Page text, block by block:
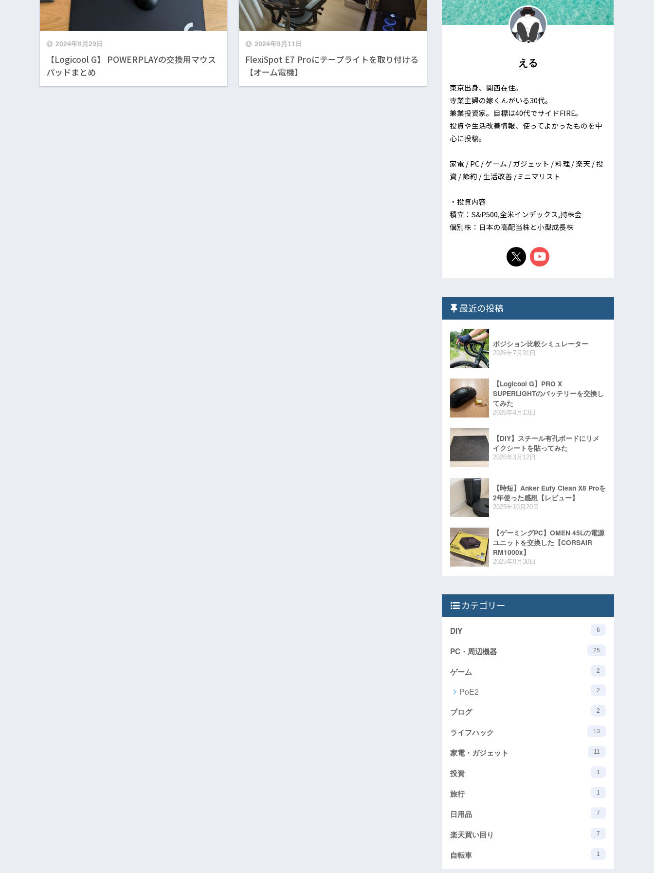
2024年9月29日
【Logicool G】 POWERPLAYの交換用マウス
パッドまとめ
2024年9月11日
FlexiSpot E7 Proにテープライトを取り付ける
【オーム電機】
える
東京出身、関西在住。
専業主婦の嫁くんがいる30代。
兼業投資家。目標は40代でサイドFIRE。
投資や生活改善情報、使ってよかったものを中
心に投稿。
家電 / PC / ゲーム / ガジェット / 料理 / 楽天 / 投
資 / 節約 / 生活改善 /ミニマリスト
・投資内容
積立：S&P500,全米インデックス,持株会
個別株：日本の高配当株と小型成長株
最近の投稿
ポジション比較シミュレーター
2026年7月31日
【Logicool G】PRO X
SUPERLIGHTのバッテリーを交換し
てみた
2026年4月13日
【DIY】スチール有孔ボードにリメ
イクシートを貼ってみた
2026年3月12日
【時短】Anker Eufy Clean X8 Proを
2年使った感想【レビュー】
2025年10月20日
【ゲーミングPC】OMEN 45Lの電源
ユニットを交換した【CORSAIR
RM1000x】
2025年9月30日
カテゴリー
DIY 6
PC・周辺機器 25
ゲーム 2
PoE2 2
ブログ 2
ライフハック 13
家電・ガジェット 11
投資 1
旅行 1
日用品 7
楽天買い回り 7
自転車 1